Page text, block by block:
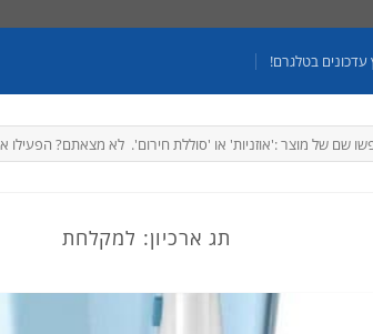
עדכונים בטלגרם!
תג ארכיון: למקלחת